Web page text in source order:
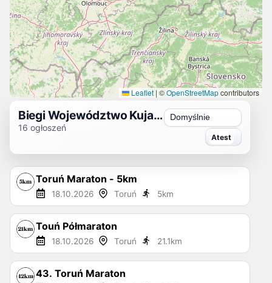
Biegi Województwo Kujawsko-Pomorskie 2026
16 ogłoszeń Sortuj
Toruń Maraton - 5km
18.10.2026 Toruń 5km
Touń Półmaraton
18.10.2026 Toruń 21.1km
43. Toruń Maraton
Leaflet | ©OpenStreetMapcontributors